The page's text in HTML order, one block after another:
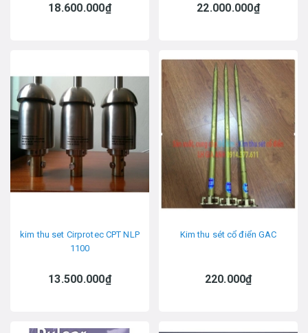
18.600.000₫ 22.000.000₫
kim thu set Cirprotec CPT NLP
1100
13.500.000₫
Kim thu sét cổ điển GAC
220.000₫